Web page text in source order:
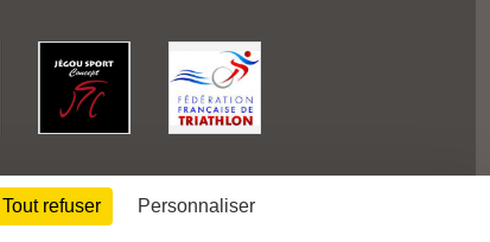
Tout refuser Personnaliser